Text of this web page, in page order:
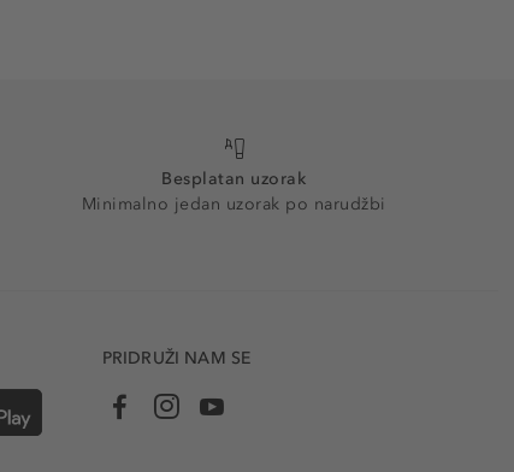
Besplatan uzorak
Minimalno jedan uzorak po narudžbi
PRIDRUŽI NAM SE